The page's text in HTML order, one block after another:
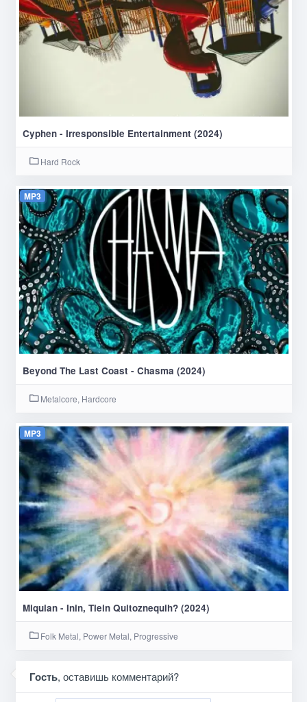
Cyphen - Irresponsible Entertainment (2024)
Hard Rock
MP3
Beyond The Last Coast - Chasma (2024)
Metalcore, Hardcore
MP3
Miquian - Inin, Tlein Quitoznequih? (2024)
Folk Metal, Power Metal, Progressive
Гость, оставишь комментарий?